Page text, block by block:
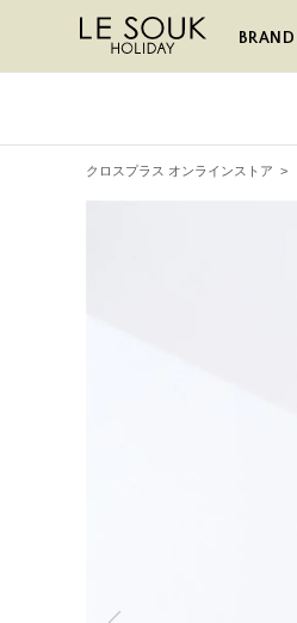
BRAND
クロスプラス オンラインストア >